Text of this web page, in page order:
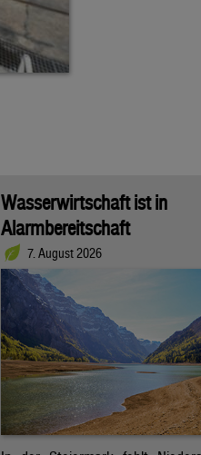
Wasserwirtschaft ist in
Alarmbereitschaft
7. August 2026